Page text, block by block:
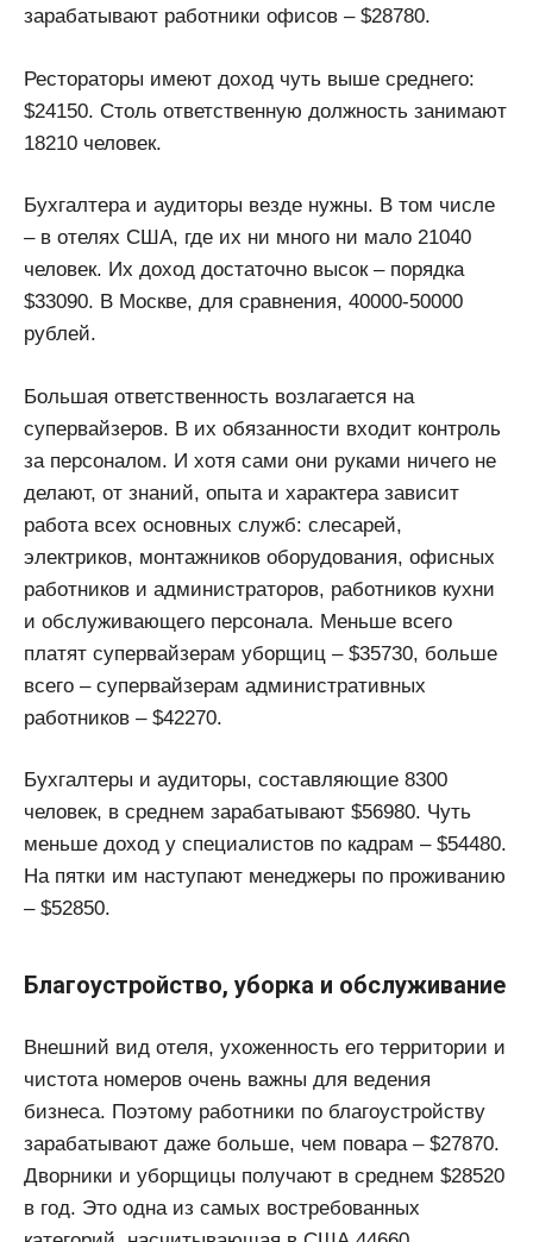
зарабатывают работники офисов – $28780.
Рестораторы имеют доход чуть выше среднего:
$24150. Столь ответственную должность занимают
18210 человек.
Бухгалтера и аудиторы везде нужны. В том числе
– в отелях США, где их ни много ни мало 21040
человек. Их доход достаточно высок – порядка
$33090. В Москве, для сравнения, 40000-50000
рублей.
Большая ответственность возлагается на
супервайзеров. В их обязанности входит контроль
за персоналом. И хотя сами они руками ничего не
делают, от знаний, опыта и характера зависит
работа всех основных служб: слесарей,
электриков, монтажников оборудования, офисных
работников и администраторов, работников кухни
и обслуживающего персонала. Меньше всего
платят супервайзерам уборщиц – $35730, больше
всего – супервайзерам административных
работников – $42270.
Бухгалтеры и аудиторы, составляющие 8300
человек, в среднем зарабатывают $56980. Чуть
меньше доход у специалистов по кадрам – $54480.
На пятки им наступают менеджеры по проживанию
– $52850.
Благоустройство, уборка и обслуживание
Внешний вид отеля, ухоженность его территории и
чистота номеров очень важны для ведения
бизнеса. Поэтому работники по благоустройству
зарабатывают даже больше, чем повара – $27870.
Дворники и уборщицы получают в среднем $28520
в год. Это одна из самых востребованных